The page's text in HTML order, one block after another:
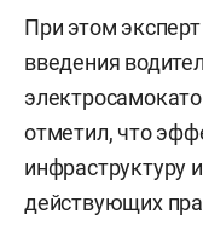
При этом
введения
отметил, что
инфраструктуру
действующих